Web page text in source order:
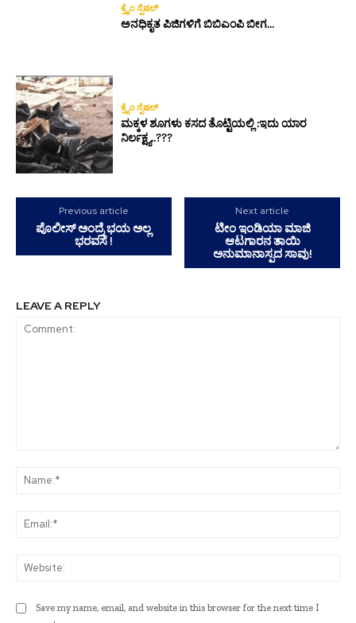
ಕ್ರೈಂ ಸ್ಪೆಷಲ್
ಅನಧಿಕೃತ ಪಿಜಿಗಳಿಗೆ ಬಿಬಿಎಂಪಿ ಬೀಗ…
ಕ್ರೈಂ ಸ್ಪೆಷಲ್
ಮಕ್ಕಳ ಶೂಗಳು ಕಸದ ತೊಟ್ಟಿಯಲ್ಲಿ :ಇದು ಯಾರ
ನಿರ್ಲಕ್ಷ್ಯ..???
Previous article
ಪೊಲೀಸ್ ಅಂದ್ರೆ ಭಯ ಅಲ್ಲ
ಭರವಸೆ !
Next article
ಟೀಂ ಇಂಡಿಯಾ ಮಾಜಿ
ಆಟಗಾರನ ತಾಯಿ
ಅನುಮಾನಾಸ್ಪದ ಸಾವು!
LEAVE A REPLY
Save my name, email, and website in this browser for the next time I